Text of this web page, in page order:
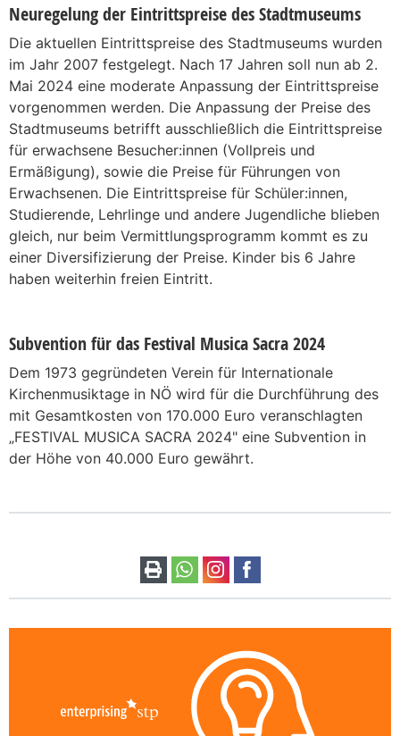
Neuregelung der Eintrittspreise des Stadtmuseums
Die aktuellen Eintrittspreise des Stadtmuseums wurden
im Jahr 2007 festgelegt. Nach 17 Jahren soll nun ab 2.
Mai 2024 eine moderate Anpassung der Eintrittspreise
vorgenommen werden. Die Anpassung der Preise des
Stadtmuseums betrifft ausschließlich die Eintrittspreise
für erwachsene Besucher:innen (Vollpreis und
Ermäßigung), sowie die Preise für Führungen von
Erwachsenen. Die Eintrittspreise für Schüler:innen,
Studierende, Lehrlinge und andere Jugendliche blieben
gleich, nur beim Vermittlungsprogramm kommt es zu
einer Diversifizierung der Preise. Kinder bis 6 Jahre
haben weiterhin freien Eintritt.
Subvention für das Festival Musica Sacra 2024
Dem 1973 gegründeten Verein für Internationale
Kirchenmusiktage in NÖ wird für die Durchführung des
mit Gesamtkosten von 170.000 Euro veranschlagten
„FESTIVAL MUSICA SACRA 2024" eine Subvention in
der Höhe von 40.000 Euro gewährt.